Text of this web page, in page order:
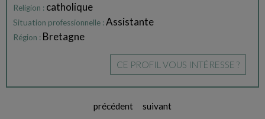
Religion : catholique
Situation professionnelle :Assistante
Région : Bretagne
CE PROFIL VOUS INTÉRESSE ?
précédent suivant